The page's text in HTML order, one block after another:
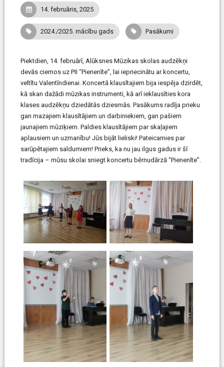
14. februāris, 2025
2024./2025. mācību gads Pasākumi
Piektdien, 14. februārī, Alūksnes Mūzikas skolas audzēkņi
devās ciemos uz PII “Pienenīte”, lai iepriecinātu ar koncertu,
veltītu Valentīndienai. Koncertā klausītajiem bija iespēja dzirdēt,
kā skan dažādi mūzikas instrumenti, kā arī ieklausīties kora
klases audzēkņu dziedātās dziesmās. Pasākums radīja prieku
gan mazajiem klausītājiem un darbiniekiem, gan pašiem
jaunajiem mūziķiem. Paldies klausītājiem par skaļajiem
aplausiem un uzmanību! Jūs bijāt lieliski! Pateicamies par
sarūpētajiem saldumiem! Prieks, ka nu jau ilgus gadus ir šī
tradīcija – mūsu skolai sniegt koncertu bērnudārzā “Pienenīte”.